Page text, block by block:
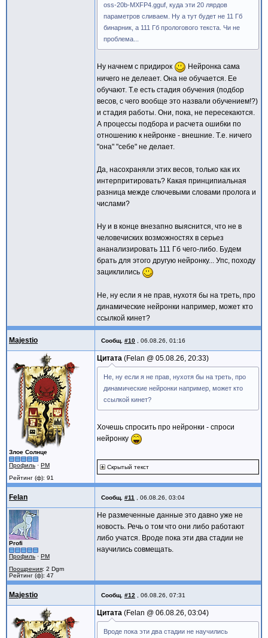
oss-20b-MXFP4.gguf, куда эти 20 лярдов
параметров сливаем. Ну а тут будет не 11 Гб
бинарник, а 111 Гб прологового текста. Чи не
проблема...
Ну начнем с придирок
Нейронка сама
ничего не делеает. Она не обучается. Ее
обучают. Т.е есть стадия обучения (подбор
весов, с чего вообще это назвали обучением!?)
и стадия работы. Они, пока, не пересекаются.
А процессы подбора и расчета ошибки по
отношению к нейронке - внешние. Т.е. ничего
"она" "себе" не делает.
Да, насохраняли этих весов, только как их
интерпритировать? Какая принципиальная
разница межде слючевыми словами пролога и
числами?
Ну и в конце внезапно выяснится, что не в
человечиских возможностях в серьез
ананализировать 111 Гб чего-либо. Будем
брать для этого другую нейронку... Упс, походу
зациклились
Не, ну если я не прав, нухотя бы на треть, про
динамические нейронки например, может кто
ссылкой кинет?
Majestio Сообщ. #10 06.08.26, 01:16
Злое Солнце
Профиль · PM
Рейтинг (ф): 91
Цитата Felan @ 05.08.26, 20:33
Не, ну если я не прав, нухотя бы на треть, про
динамические нейронки например, может кто
ссылкой кинет?
Хочешь спросить про нейронки - спроси
нейронку
Скрытый текст
Felan Сообщ. #11 06.08.26, 03:04
Profi
Профиль · PM
Поощрения: 2 Dgm
Рейтинг (ф): 47
Не размеченные данные это давно уже не
новость. Речь о том что они либо работают
либо учатся. Вроде пока эти два стадии не
научились совмещать.
Majestio Сообщ. #12 06.08.26, 07:31
Цитата Felan @ 06.08.26, 03:04
Вроде пока эти два стадии не научились